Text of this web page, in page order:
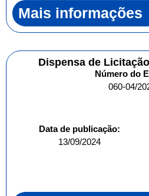
Mais informações
Dispensa de
Número do
060-04/
Data de publicação:
13/09/2024